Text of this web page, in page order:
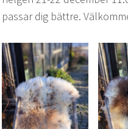
passar dig bättre.